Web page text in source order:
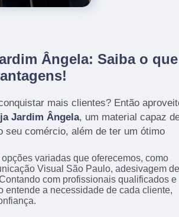
Ângela: Saiba o que
mais clientes? Então
Jardim Ângela, um material capaz
seu comércio, além de ter um ótimo
variadas que oferecemos, como
Visual São Paulo, adesivagem de
com profissionais qualificados e
entende a necessidade de cada cliente,